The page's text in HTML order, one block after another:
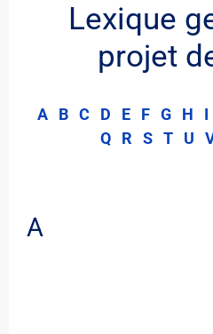
Lexique
projet
A B C D E F G H I
Q
R S T U
A